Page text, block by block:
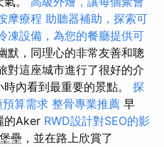
摩療程 助聽器補助，探索可
凍設備，為您的餐廳提供可
默，同理心的非常友善和聰
對這座城市進行了很好的介
內看到最重要的景點。 探
算需求 整骨專業推薦 早
的Aker RWD設計對SEO的影
壘，並在路上欣賞了